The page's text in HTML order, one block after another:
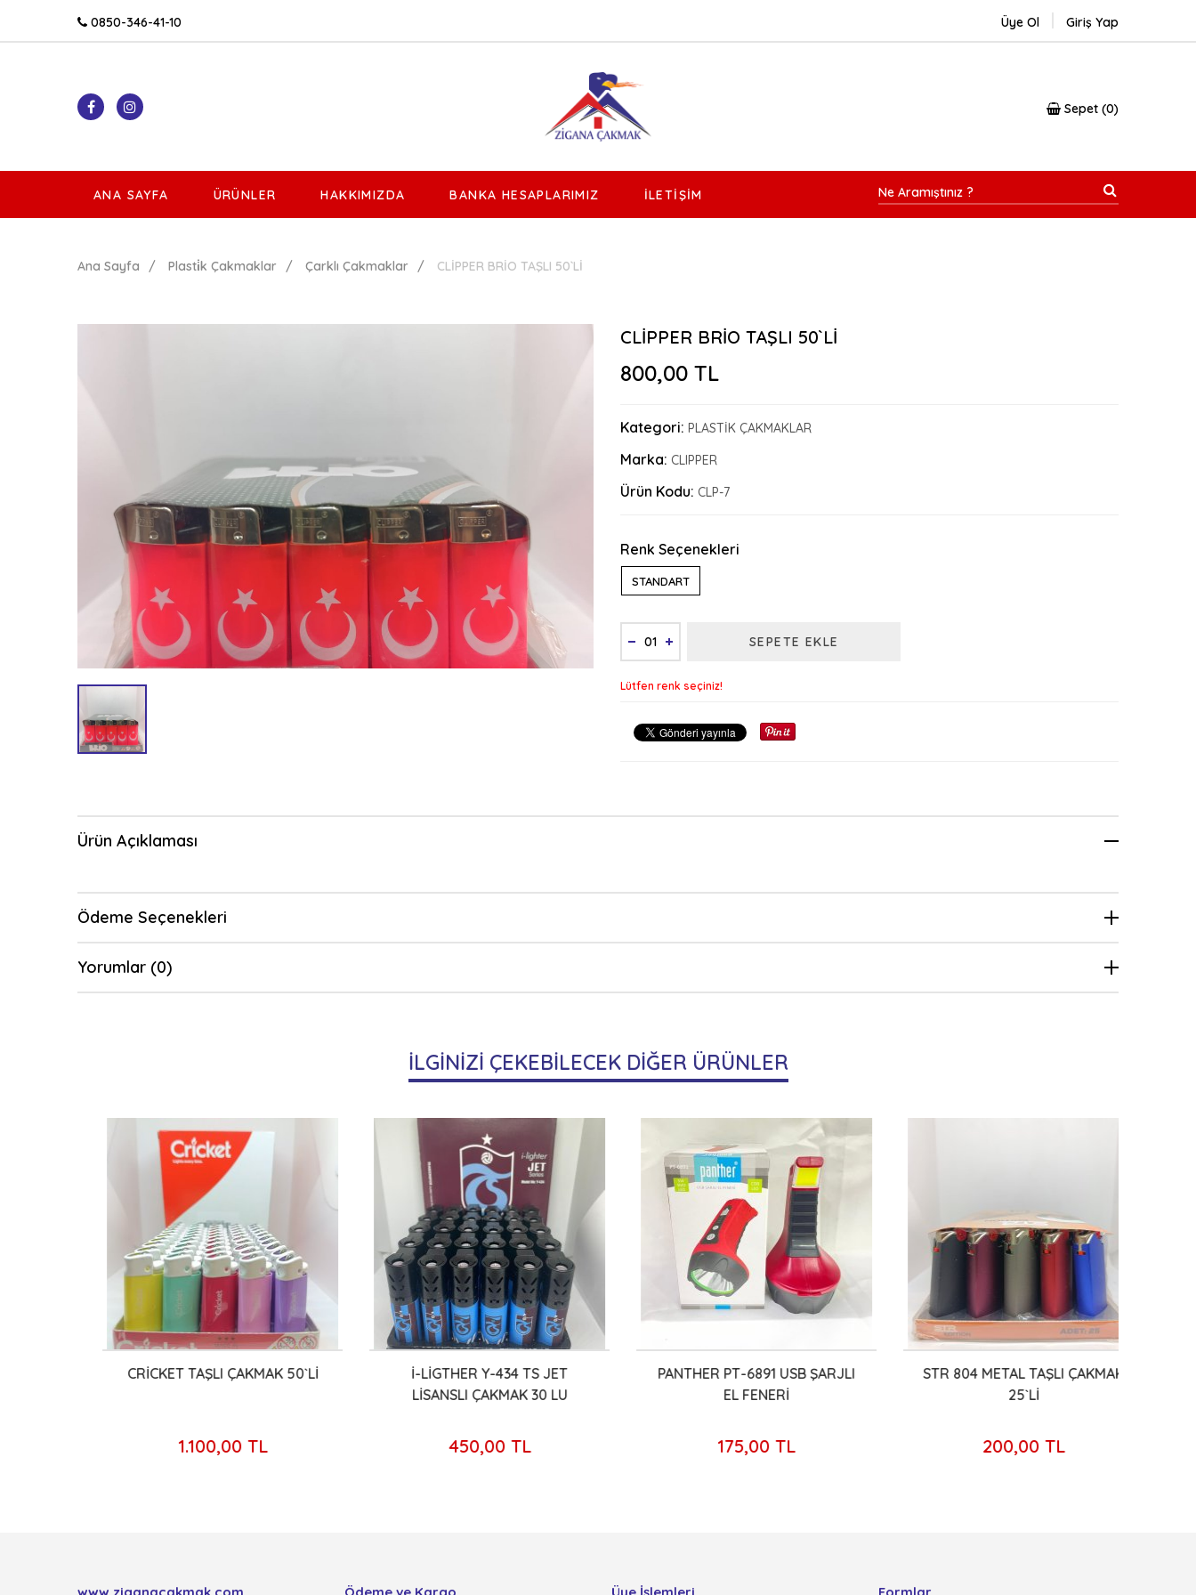
0850-346-41-10 Üye Ol Giriş Yap
Sepet 0
ANA SAYFA ÜRÜNLER HAKKIMIZDA BANKA HESAPLARIMIZ İLETIŞIM
Ana Sayfa Plasti̇k Çakmaklar Çarklı Çakmaklar CLİPPER BRİO TAŞLI 50`Lİ
CLİPPER BRİO TAŞLI 50`Lİ
800,00 TL
Kategori: PLASTİK ÇAKMAKLAR
Marka: CLIPPER
Ürün Kodu: CLP-7
Renk Seçenekleri
STANDART
SEPETE EKLE
Lütfen renk seçiniz!
Ürün Açıklaması
Ödeme Seçenekleri
Yorumlar (0)
İLGİNİZİ ÇEKEBİLECEK DİĞER ÜRÜNLER
CRİCKET TAŞLI ÇAKMAK 50`Lİ
1.100,00 TL
İ-LİGTHER Y-434 TS JET
LİSANSLI ÇAKMAK 30 LU
450,00 TL
PANTHER PT-6891 USB ŞARJLI
EL FENERİ
175,00 TL
STR 804 METAL TAŞLI ÇAKMAK
25`Lİ
200,00 TL